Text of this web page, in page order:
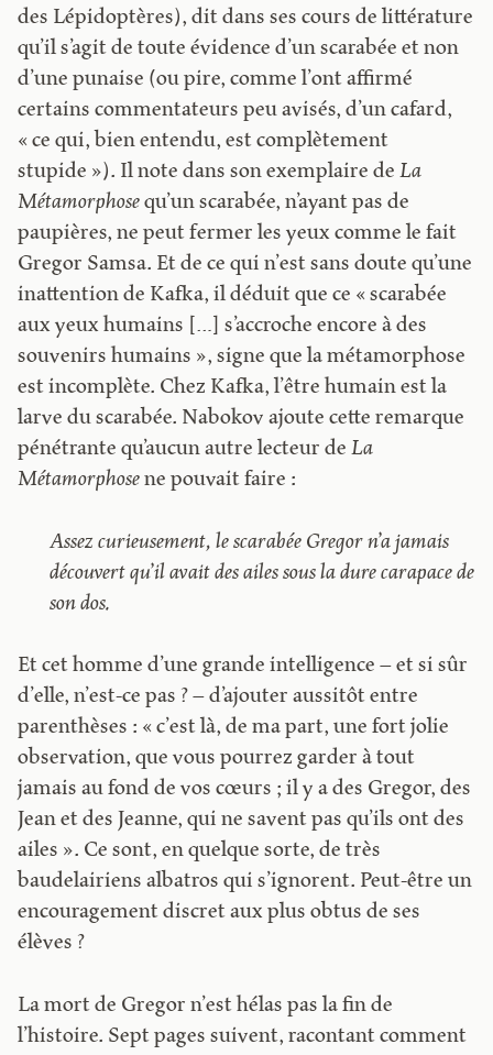
des Lépidoptères), dit dans ses cours de littérature
qu’il s’agit de toute évidence d’un scarabée et non
d’une punaise (ou pire, comme l’ont affirmé
certains commentateurs peu avisés, d’un cafard,
« ce qui, bien entendu, est complètement
stupide »). Il note dans son exemplaire deLa
Métamorphosequ’un scarabée, n’ayant pas de
paupières, ne peut fermer les yeux comme le fait
Gregor Samsa. Et de ce qui n’est sans doute qu’une
inattention de Kafka, il déduit que ce « scarabée
aux yeux humains […] s’accroche encore à des
souvenirs humains », signe que la métamorphose
est incomplète. Chez Kafka, l’être humain est la
larve du scarabée. Nabokov ajoute cette remarque
pénétrante qu’aucun autre lecteur deLa
Métamorphosene pouvait faire :
Assez curieusement, le scarabée Gregor n’a jamais
découvert qu’il avait des ailes sous la dure carapace de
son dos.
Et cet homme d’une grande intelligence – et si sûr
d’elle, n’est-ce pas ? – d’ajouter aussitôt entre
parenthèses : « c’est là, de ma part, une fort jolie
observation, que vous pourrez garder à tout
jamais au fond de vos cœurs ; il y a des Gregor, des
Jean et des Jeanne, qui ne savent pas qu’ils ont des
ailes ». Ce sont, en quelque sorte, de très
baudelairiens albatros qui s’ignorent. Peut-être un
encouragement discret aux plus obtus de ses
élèves ?
La mort de Gregor n’est hélas pas la fin de
l’histoire. Sept pages suivent, racontant comment